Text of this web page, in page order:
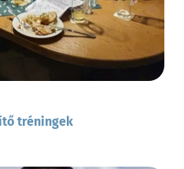
tréningek